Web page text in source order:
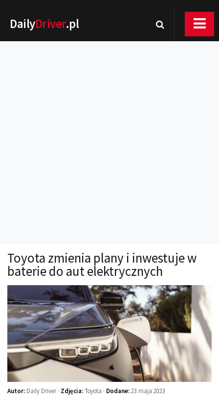
DailyDriver.pl
Technika jazdy
Oświetlenie
Kalkulatory
Przelicznik mocy
Auto z niemiec
Galerie
Toyota zmienia plany i inwestuje w
baterie do aut elektrycznych
Autor: Daily Driver · Zdjęcia:Toyota · Dodane:23 maja 2023